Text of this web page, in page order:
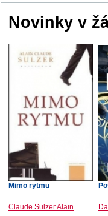
Novinky v
Mimo rytmu
Claude Sulzer Alain